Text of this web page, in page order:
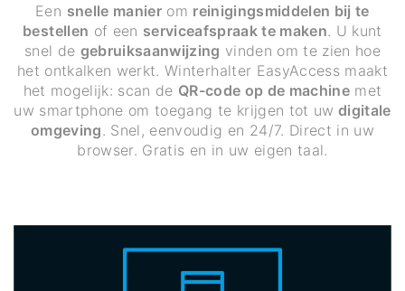
Een snelle manierom reinigingsmiddelen bij te
bestellen of een serviceafspraak te maken. U kunt
snel de gebruiksaanwijzing vinden om te zien hoe
het ontkalken werkt. Winterhalter EasyAccess maakt
het mogelijk: scan de QR-code op de machine met
uw smartphone om toegang te krijgen tot uw digitale
omgeving. Snel, eenvoudig en 24/7. Direct in uw
browser. Gratis en in uw eigen taal.